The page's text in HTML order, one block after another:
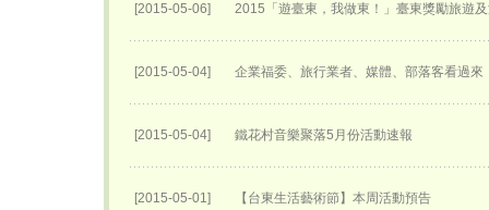
[2015-05-06] 2015「遊臺東，我做東！」臺東獎勵旅遊
[2015-05-04] 企業福委、旅行業者、媒體、部落客看過
[2015-05-04] 鐵花村音樂聚落5月份活動速報
[2015-05-01] 【台東生活藝術節】本周活動預告